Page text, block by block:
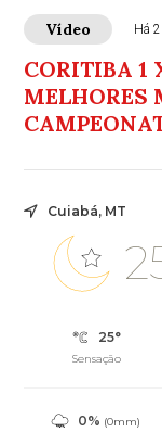
Vídeo Há
CORITIBA 1
MELHORES
Cuiabá, MT
25°
Sensação
0% (0mm)